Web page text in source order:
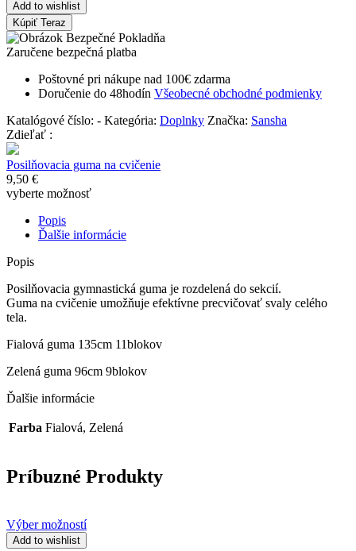
Add to wishlist
Kúpiť Teraz
Zaručene bezpečná platba
Poštovné pri nákupe nad 100€ zdarma
Doručenie do 48hodín Všeobecné obchodné podmienky
Katalógové číslo: - Kategória: Doplnky Značka: Sansha
Zdieľať :
Posilňovacia guma na cvičenie
9,50 €
vyberte možnosť
Popis
Ďalšie informácie
Popis
Posilňovacia gymnastická guma je rozdelená do sekcií.
Guma na cvičenie umožňuje efektívne precvičovať svaly celého
tela.
Fialová guma 135cm 11blokov
Zelená guma 96cm 9blokov
Ďalšie informácie
Farba Fialová, Zelená
Príbuzné Produkty
Výber možností
Add to wishlist